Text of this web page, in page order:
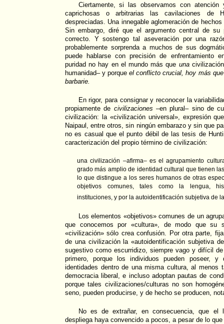
Ciertamente, si las observamos con
caprichosas o arbitrarias las cavilaciones de
despreciadas. Una innegable aglomeración de
Sin embargo, diré que el argumento central de su
correcto. Y sostengo tal aseveración por una
probablemente sorprenda a muchos de sus
puede hablarse con precisión de enfrentamiento
puridad no hay en el mundo más que una
humanidad– y porqueel conflicto crucial, hoy más
barbarie.
En rigor, para consignar y reconocer la
propiamente de civilizaciones –en plural– sino de
civilización: la «civilización universal», expresión
Naipaul, entre otros, sin ningún embarazo y sin que
no es casual que el punto débil de las tesis de
caracterización del propio término de civilización:
una civilización –afirma– es el agrupamiento
grado más amplio de identidad cultural que tienen
lo que distingue a los seres humanos de otras
objetivos comunes, tales como la lengua,
instituciones, y por la autoidentificación subjetiva de
Los elementos «objetivos» comunes de un
que conocemos por «cultura», de modo que su
«civilización» sólo crea confusión. Por otra parte,
de una civilización la «autoidentificación subjetiva
sugestivo como escurridizo, siempre vago y difícil
primero, porque los individuos pueden poseer, y
identidades dentro de una misma cultura, al menos
democracia liberal, e incluso adoptan pautas de
porque tales civilizaciones/culturas no son
seno, pueden producirse, y de hecho se producen,
No es de extrañar, en consecuencia, que el
despliega haya convencido a pocos, a pesar de lo